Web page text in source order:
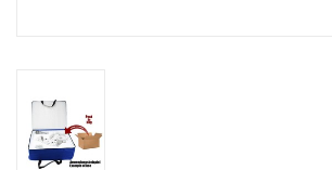
Cadeaubonnen
Merken